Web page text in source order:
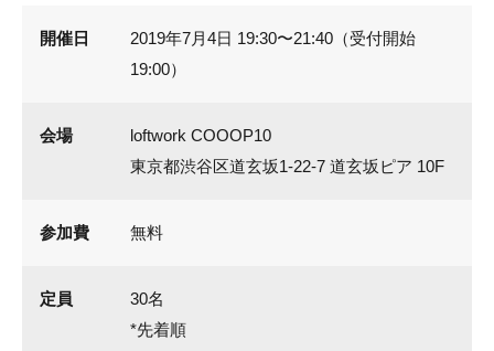
開催日
2019年7月4日 19:30〜21:40（受付開始
19:00）
会場
loftwork COOOP10
東京都渋谷区道玄坂1-22-7 道玄坂ピア 10F
参加費 無料
定員
30名
*先着順